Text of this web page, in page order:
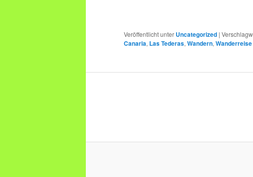
Veröffentlicht unter Uncategorized |
Canaria, Las Tederas, Wandern, Wanderreise